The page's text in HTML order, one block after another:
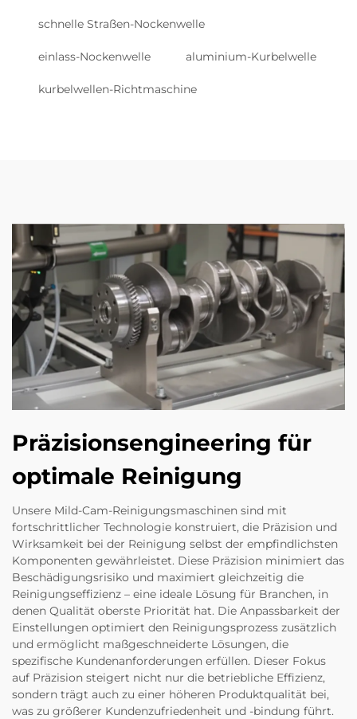
schnelle Straßen-Nockenwelle
einlass-Nockenwelle aluminium-Kurbelwelle
kurbelwellen-Richtmaschine
Präzisionsengineering für
optimale Reinigung
Unsere Mild-Cam-Reinigungsmaschinen sind mit
fortschrittlicher Technologie konstruiert, die Präzision und
Wirksamkeit bei der Reinigung selbst der empfindlichsten
Komponenten gewährleistet. Diese Präzision minimiert das
Beschädigungsrisiko und maximiert gleichzeitig die
Reinigungseffizienz – eine ideale Lösung für Branchen, in
denen Qualität oberste Priorität hat. Die Anpassbarkeit der
Einstellungen optimiert den Reinigungsprozess zusätzlich
und ermöglicht maßgeschneiderte Lösungen, die
spezifische Kundenanforderungen erfüllen. Dieser Fokus
auf Präzision steigert nicht nur die betriebliche Effizienz,
sondern trägt auch zu einer höheren Produktqualität bei,
was zu größerer Kundenzufriedenheit und -bindung führt.